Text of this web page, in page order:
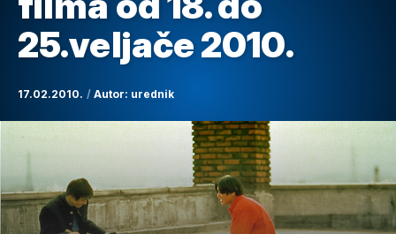
25.veljače 2010.
17.02.2010. Autor: urednik